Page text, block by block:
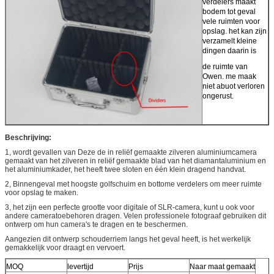
verdelers maakt
bodem tot geval
vele ruimten voor
opslag. het kan zijn
verzamelt kleine
dingen daarin is
de ruimte van
Owen. me maak
niet abuot verloren
ongerust.
Beschrijving:
1, wordt gevallen van Deze de in reliëf gemaakte zilveren aluminiumcamera
gemaakt van het zilveren in reliëf gemaakte blad van het diamantaluminium en
het aluminiumkader, het heeft twee sloten en één klein dragend handvat.
2, Binnengeval met hoogste golfschuim en bottome verdelers om meer ruimte
voor opslag te maken.
3, het zijn een perfecte grootte voor digitale of SLR-camera, kunt u ook voor
andere cameratoebehoren dragen. Velen professionele fotograaf gebruiken dit
ontwerp om hun camera's te dragen en te beschermen.
Aangezien dit ontwerp schouderriem langs het geval heeft, is het werkelijk
gemakkelijk voor draagt en vervoert.
MOQ levertijd Prijs Naar maat gemaakt